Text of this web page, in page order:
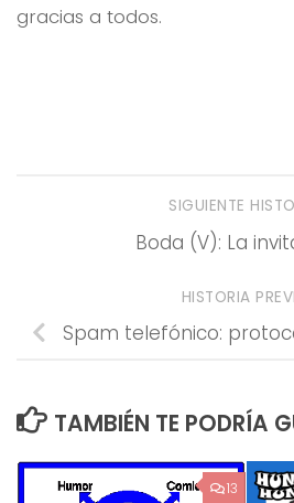
gracias a todos.
SIGUIENTE
Boda (V): La
HISTORIA
Spam telefónico:
TAMBIÉN TE PODRÍA
13